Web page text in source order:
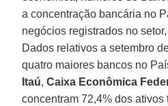
a concentração bancária no
negócios registrados no
Dados relativos a setembro
quatro maiores bancos no
Itaú,Caixa Econômica
concentram 72,4% dos